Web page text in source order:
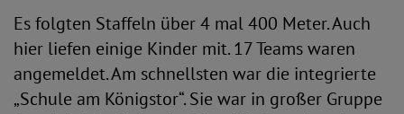
Es folgten Staffeln über 4 mal 400 Meter. Auch
hier liefen einige Kinder mit. 17 Teams waren
angemeldet. Am schnellsten war die integrierte
„Schule am Königstor“. Sie war in großer Gruppe